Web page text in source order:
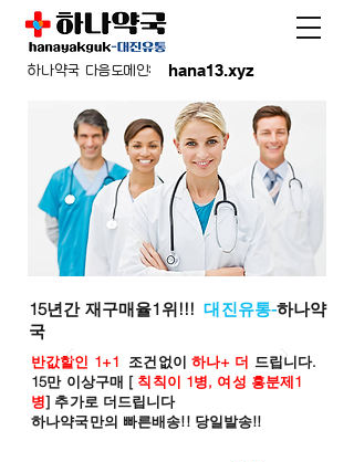
hana13.xyz
하나약국 다음도메인:
15년간 재구매율1위!!!대진유통-하나약
국
반값할인 1+1 조건없이 하나+ 더 드립니다.
15만 이상구매 [ 칙칙이 1병, 여성 흥분제1
병] 추가로 더드립니다
하나약국만의 빠른배송!! 당일발송!!